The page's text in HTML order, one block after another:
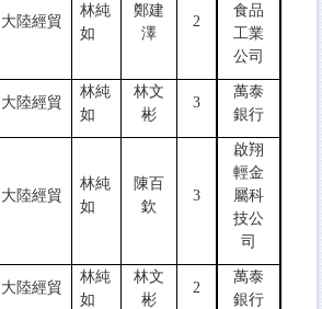
大陸經貿
林純
如
鄭建
澤
2
食品
工業
公司
大陸經貿
林純
如
林文
彬
3
萬泰
銀行
大陸經貿
林純
如
陳百
欽
3
啟翔
輕金
屬科
技公
司
大陸經貿
林純
如
林文
彬
2
萬泰
銀行